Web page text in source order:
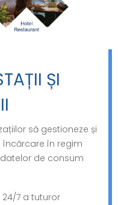
ȘI
să gestioneze și
în regim
de consum
7 a tuturor